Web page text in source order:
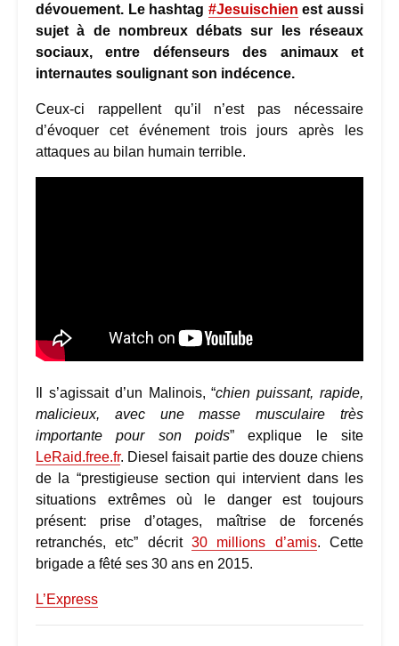
dévouement. Le hashtag #Jesuischien est aussi
sujet à de nombreux débats sur les réseaux
sociaux, entre défenseurs des animaux et
internautes soulignant son indécence.
Ceux-ci rappellent qu’il n’est pas nécessaire
d’évoquer cet événement trois jours après les
attaques au bilan humain terrible.
Il s’agissait d’un Malinois, “chien puissant, rapide,
malicieux, avec une masse musculaire très
importante pour son poids” explique le site
LeRaid.free.fr. Diesel faisait partie des douze chiens
de la “prestigieuse section qui intervient dans les
situations extrêmes où le danger est toujours
présent: prise d’otages, maîtrise de forcenés
retranchés, etc” décrit 30 millions d’amis. Cette
brigade a fêté ses 30 ans en 2015.
L’Express